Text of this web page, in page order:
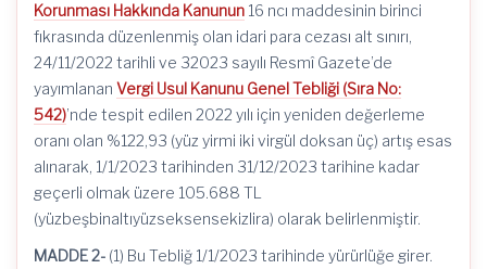
Korunması Hakkında Kanunun 16 ncı maddesinin birinci
fıkrasında düzenlenmiş olan idari para cezası alt sınırı,
24/11/2022 tarihli ve 32023 sayılı Resmî Gazete’de
yayımlanan Vergi Usul Kanunu Genel Tebliği (Sıra No:
542)’nde tespit edilen 2022 yılı için yeniden değerleme
oranı olan %122,93 (yüz yirmi iki virgül doksan üç) artış esas
alınarak, 1/1/2023 tarihinden 31/12/2023 tarihine kadar
geçerli olmak üzere 105.688 TL
(yüzbeşbinaltıyüzseksensekizlira) olarak belirlenmiştir.
MADDE 2- (1) Bu Tebliğ 1/1/2023 tarihinde yürürlüğe girer.